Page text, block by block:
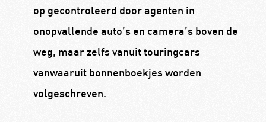
op gecontroleerd door agenten in
onopvallende auto’s en camera’s boven de
weg, maar zelfs vanuit touringcars
vanwaaruit bonnenboekjes worden
volgeschreven.